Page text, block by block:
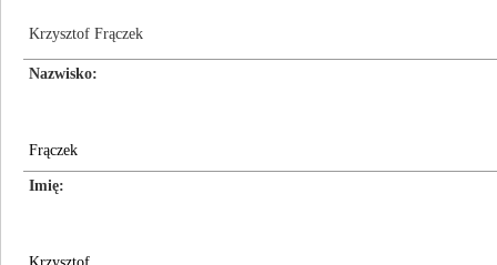
Krzysztof Frączek
Nazwisko
Frączek
Imię